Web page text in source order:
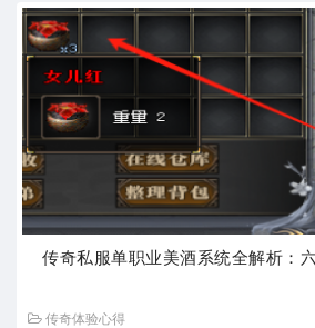
传奇私服单职业美酒系统全解析：
传奇体验心得